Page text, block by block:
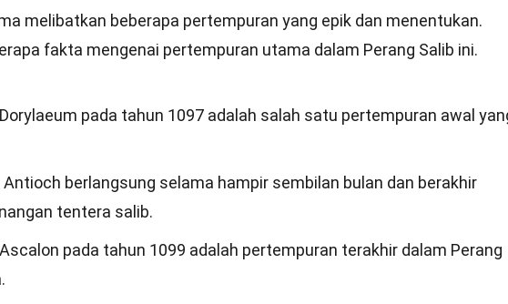
melibatkan beberapa pertempuran yang epik dan menentukan.
fakta mengenai pertempuran utama dalam Perang Salib ini.
pada tahun 1097 adalah salah satu pertempuran awal
Antioch berlangsung selama hampir sembilan bulan dan berakhir
tentera salib.
pada tahun 1099 adalah pertempuran terakhir dalam Perang